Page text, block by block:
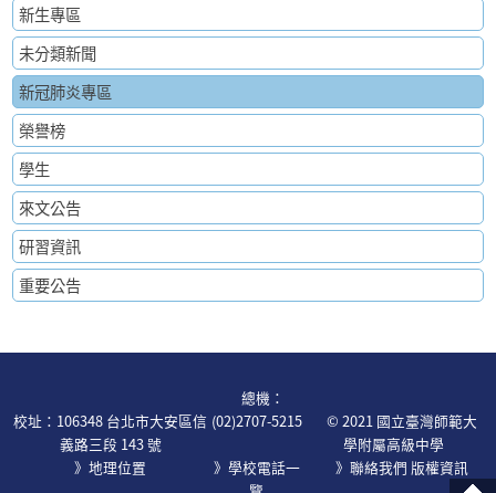
新生專區
未分類新聞
新冠肺炎專區
榮譽榜
學生
來文公告
研習資訊
重要公告
校址：106348 台北市大安區信
義路三段 143 號
》地理位置
總機：
(02)2707-5215
》學校電話一
© 2021 國立臺灣師範大
學附屬高級中學
》聯絡我們 版權資訊